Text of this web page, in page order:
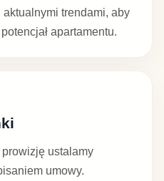
trendami, aby
apartamentu.
prowizję ustalamy
umowy.